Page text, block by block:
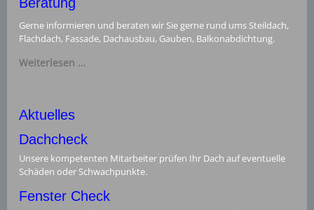
Gerne informieren und beraten wir Sie gerne rund ums Steildach,
Flachdach, Fassade, Dachausbau, Gauben, Balkonabdichtung.
Weiterlesen …
Aktuelles
Dachcheck
Unsere kompetenten Mitarbeiter prüfen Ihr Dach auf eventuelle
Schäden oder Schwachpunkte.
Fenster Check